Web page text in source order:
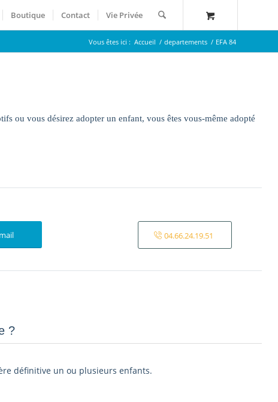
Boutique Contact Vie Privée
Vous êtes ici : Accueil / departements / EFA 84
ou vous désirez adopter un enfant, vous êtes vous-même adopté
04.66.24.19.51
?­
définitive un ou plusieurs enfants.